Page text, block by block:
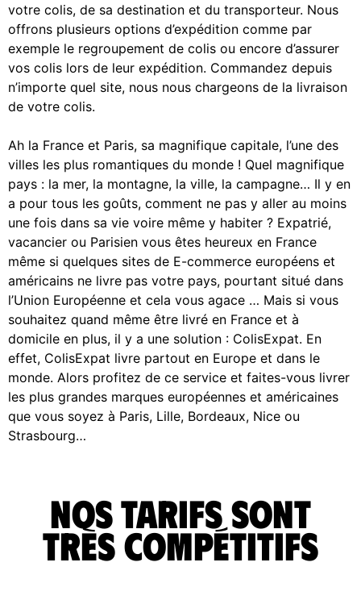
votre colis, de sa destination et du transporteur. Nous
offrons plusieurs options d’expédition comme par
exemple le regroupement de colis ou encore d’assurer
vos colis lors de leur expédition. Commandez depuis
n’importe quel site, nous nous chargeons de la livraison
de votre colis.
Ah la France et Paris, sa magnifique capitale, l’une des
villes les plus romantiques du monde ! Quel magnifique
pays : la mer, la montagne, la ville, la campagne… Il y en
a pour tous les goûts, comment ne pas y aller au moins
une fois dans sa vie voire même y habiter ? Expatrié,
vacancier ou Parisien vous êtes heureux en France
même si quelques sites de E-commerce européens et
américains ne livre pas votre pays, pourtant situé dans
l’Union Européenne et cela vous agace … Mais si vous
souhaitez quand même être livré en France et à
domicile en plus, il y a une solution : ColisExpat. En
effet, ColisExpat livre partout en Europe et dans le
monde. Alors profitez de ce service et faites-vous livrer
les plus grandes marques européennes et américaines
que vous soyez à Paris, Lille, Bordeaux, Nice ou
Strasbourg…
Nos tarifs sont
très compétitifs